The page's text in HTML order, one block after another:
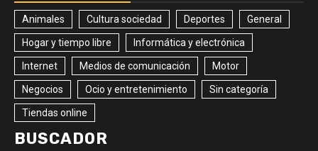
Animales Cultura sociedad Deportes General
Hogar y tiempo libre Informática y electrónica
Internet Medios de comunicación Motor
Negocios Ocio y entretenimiento Sin categoría
Tiendas online
BUSCADOR